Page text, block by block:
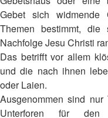
Gebet sich widmende
Themen bestimmt,
Nachfolge Jesu Christi
Das betrifft vor allem
und die nach ihnen
oder Laien.
Ausgenommen sind
Unterforen für den